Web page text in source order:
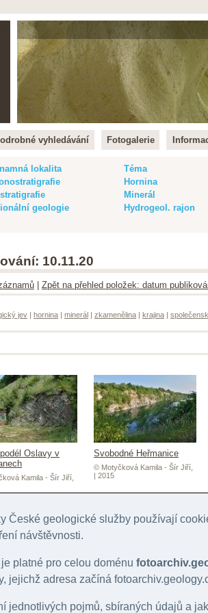
vyhledávání Fotogalerie
lokalita Téma
Hornina
Minerál
geologie Hydrogeol. rajon
10.11.20
Zpět na přehled položek: datum
jev | hornina | minerál | zkamenělina | krajina |
Oslavy v
Kamila - Šír Jiří,
Svobodné Heřmanice
© Motyčková Kamila - Šír Jiří,
| 2015
České geologické služby používají
návštěvnosti.
platné pro celou doménu
jejichž adresa začíná
jednotlivých pojmů, sbíraných údajů a